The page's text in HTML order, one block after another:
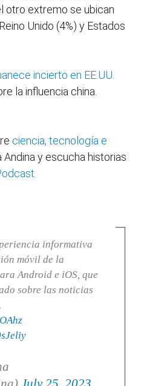
otro extremo se ubican
Unido (4%) y Estados
incierto en EE.UU.
la influencia china.
ciencia, tecnología e
Andina y escucha historias
informativa
móvil de la
Android e iOS, que
sobre las noticias